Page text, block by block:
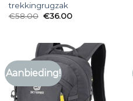
trekkingrugzak
€58.00 €36.00
Aanbieding!